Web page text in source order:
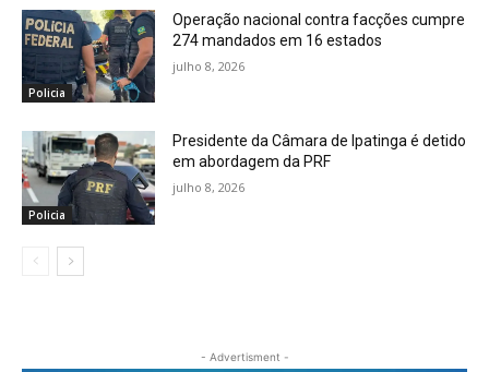
Policia
Operação nacional contra facções cumpre
274 mandados em 16 estados
julho 8, 2026
Policia
Presidente da Câmara de Ipatinga é detido
em abordagem da PRF
julho 8, 2026
- Advertisment -